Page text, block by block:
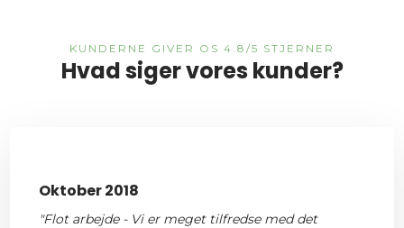
​KUNDERNE GIVER OS 4.8/5 STJERNER​
Hvad siger vores kunder?
Oktober 2018
"​Flot arbejde - Vi er meget tilfredse med det